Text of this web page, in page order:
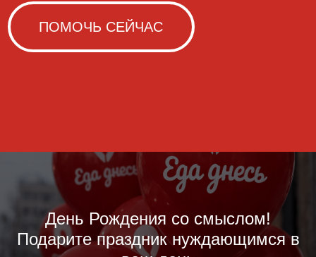
День Рождения со смыслом!
Подарите праздник нуждающимся в